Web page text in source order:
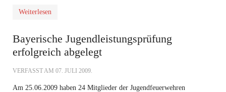
Weiterlesen
Bayerische Jugendleistungsprüfung
erfolgreich abgelegt
VERFASST AM 07. JULI 2009.
Am 25.06.2009 haben 24 Mitglieder der Jugendfeuerwehren